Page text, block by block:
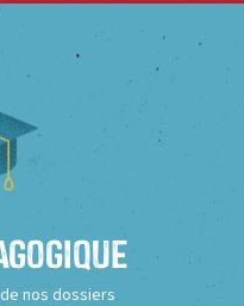
nos dossiers